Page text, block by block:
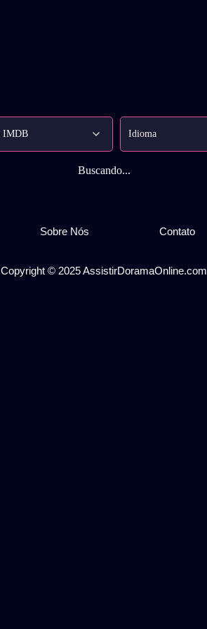
Buscando...
Sobre Nós Contato
Copyright © 2025 AssistirDoramaOnline.com